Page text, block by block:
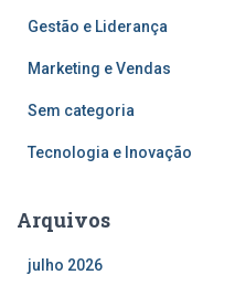
Gestão e Liderança
Marketing e Vendas
Sem categoria
Tecnologia e Inovação
Arquivos
julho 2026